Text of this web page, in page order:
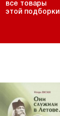
все товары
этой подборки